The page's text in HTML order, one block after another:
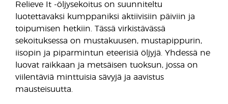
Relieve It -öljysekoitus on suunniteltu
luotettavaksi kumppaniksi aktiivisiin päiviin ja
toipumisen hetkiin. Tässä virkistävässä
sekoituksessa on mustakuusen, mustapippurin,
iisopin ja piparmintun eteerisiä öljyjä. Yhdessä ne
luovat raikkaan ja metsäisen tuoksun, jossa on
viilentäviä minttuisia sävyjä ja aavistus
mausteisuutta.